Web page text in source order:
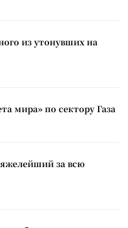
из утонувших на
мира» по сектору Газа
за всю